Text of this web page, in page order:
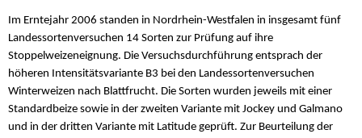
Im Erntejahr 2006 standen in Nordrhein-Westfalen in insgesamt fünf
Landessortenversuchen 14 Sorten zur Prüfung auf ihre
Stoppelweizeneignung. Die Versuchsdurchführung entsprach der
höheren Intensitätsvariante B3 bei den Landessortenversuchen
Winterweizen nach Blattfrucht. Die Sorten wurden jeweils mit einer
Standardbeize sowie in der zweiten Variante mit Jockey und Galmano
und in der dritten Variante mit Latitude geprüft. Zur Beurteilung der